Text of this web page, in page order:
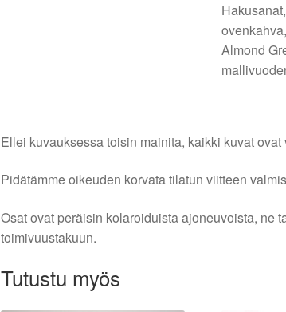
Almond
Ellei kuvauksessa toisin mainita, kaikki kuvat ovat
Pidätämme oikeuden korvata tilatun viitteen
Osat ovat peräisin kolaroiduista ajoneuvoista, ne
toimivuustakuun.
Tutustu myös